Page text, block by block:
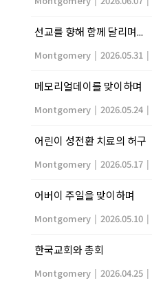
선교를 향해 함께 달리며...
Montgomery | 2026.05.31 |
메모리얼데이를 맞이하며
Montgomery | 2026.05.24 |
어린이 성전환 치료의 허구
Montgomery | 2026.05.17 |
어버이 주일을 맞이하며
Montgomery | 2026.05.10 |
한국교회와 총회
Montgomery | 2026.04.25 |